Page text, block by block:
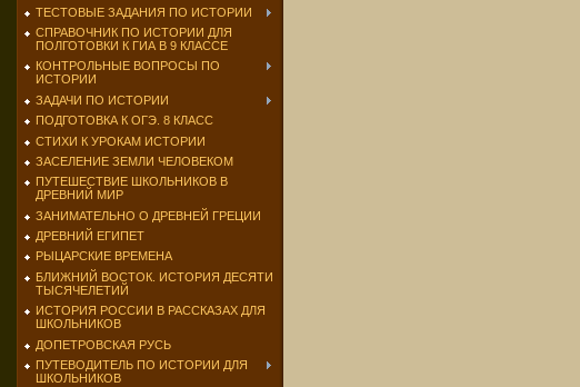
ТЕСТОВЫЕ ЗАДАНИЯ ПО ИСТОРИИ
СПРАВОЧНИК ПО ИСТОРИИ ДЛЯ
ПОЛГОТОВКИ К ГИА В 9 КЛАССЕ
КОНТРОЛЬНЫЕ ВОПРОСЫ ПО
ИСТОРИИ
ЗАДАЧИ ПО ИСТОРИИ
ПОДГОТОВКА К ОГЭ. 8 КЛАСС
СТИХИ К УРОКАМ ИСТОРИИ
ЗАСЕЛЕНИЕ ЗЕМЛИ ЧЕЛОВЕКОМ
ПУТЕШЕСТВИЕ ШКОЛЬНИКОВ В
ДРЕВНИЙ МИР
ЗАНИМАТЕЛЬНО О ДРЕВНЕЙ ГРЕЦИИ
ДРЕВНИЙ ЕГИПЕТ
РЫЦАРСКИЕ ВРЕМЕНА
БЛИЖНИЙ ВОСТОК. ИСТОРИЯ ДЕСЯТИ
ТЫСЯЧЕЛЕТИЙ
ИСТОРИЯ РОССИИ В РАССКАЗАХ ДЛЯ
ШКОЛЬНИКОВ
ДОПЕТРОВСКАЯ РУСЬ
ПУТЕВОДИТЕЛЬ ПО ИСТОРИИ ДЛЯ
ШКОЛЬНИКОВ